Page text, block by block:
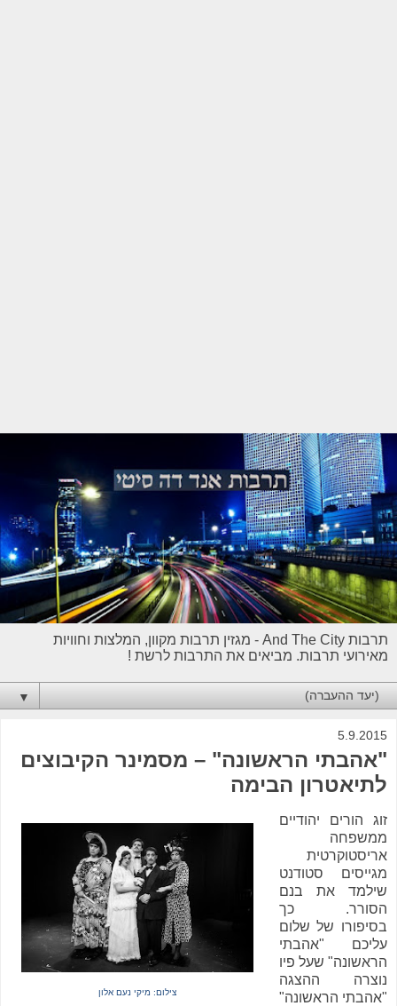
תרבות And The City - מגזין תרבות מקוון, המלצות וחוויות
מאירועי תרבות. מביאים את התרבות לרשת !
▼
5.9.2015
"אהבתי הראשונה" – מסמינר הקיבוצים
לתיאטרון הבימה
צילום: מיקי נעם אלון
זוג הורים יהודיים
ממשפחה
אריסטוקרטית
מגייסים סטודנט
שילמד את בנם
הסורר. כך
בסיפורו של שלום
עליכם "אהבתי
הראשונה" שעל פיו
נוצרה ההצגה
"אהבתי הראשונה"